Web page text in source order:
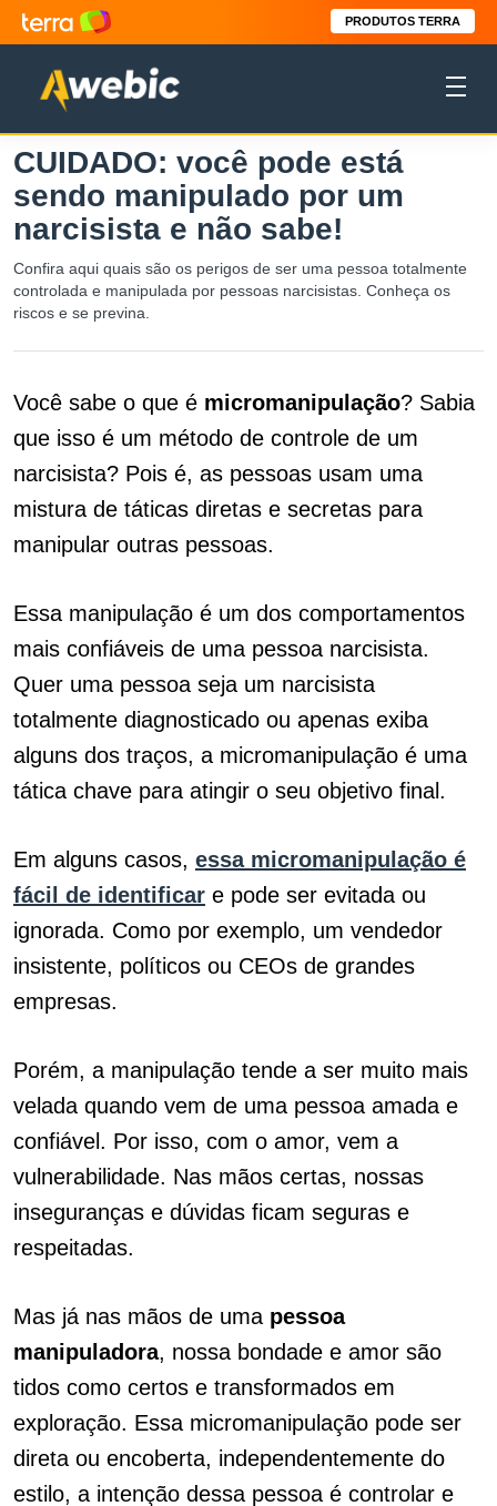
PRODUTOS TERRA
CUIDADO: você pode está
sendo manipulado por um
narcisista e não sabe!
Confira aqui quais são os perigos de ser uma pessoa totalmente
controlada e manipulada por pessoas narcisistas. Conheça os
riscos e se previna.
Você sabe o que é micromanipulação? Sabia
que isso é um método de controle de um
narcisista? Pois é, as pessoas usam uma
mistura de táticas diretas e secretas para
manipular outras pessoas.
Essa manipulação é um dos comportamentos
mais confiáveis ​​de uma pessoa narcisista.
Quer uma pessoa seja um narcisista
totalmente diagnosticado ou apenas exiba
alguns dos traços, a micromanipulação é uma
tática chave para atingir o seu objetivo final.
Em alguns casos, essa micromanipulação é
fácil de identificar e pode ser evitada ou
ignorada. Como por exemplo, um vendedor
insistente, políticos ou CEOs de grandes
empresas.
Porém, a manipulação tende a ser muito mais
velada quando vem de uma pessoa amada e
confiável. Por isso, com o amor, vem a
vulnerabilidade. Nas mãos certas, nossas
inseguranças e dúvidas ficam seguras e
respeitadas.
Mas já nas mãos de uma pessoa
manipuladora, nossa bondade e amor são
tidos como certos e transformados em
exploração. Essa micromanipulação pode ser
direta ou encoberta, independentemente do
estilo, a intenção dessa pessoa é controlar e